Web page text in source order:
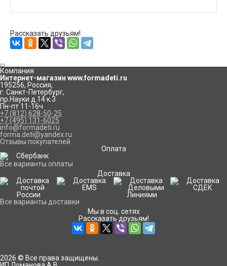
Рассказать друзьям!
Компания
Интернет-магазин www.formadeti.ru
195256, Россия,
г. Санкт-Петербург,
пр.Науки д.14 к.3
Пн-пт 11-16ч
+7 (812) 628-50-25
+7 (495) 131-6025
info@formadeti.ru
forma.deti@yandex.ru
Отзывы покупателей
Оплата
Все варианты оплаты
Доставка
Все варианты доставки
Мы в соц. сетях
Рассказать друзьям!
2026 © Все права защищены.